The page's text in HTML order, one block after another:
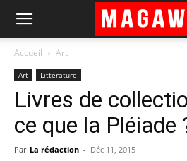
Accueil Art
Art Littérature
Livres de
ce que la Pléiade
Par La rédaction - Déc 11, 2015